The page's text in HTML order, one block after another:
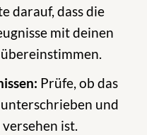
darauf, dass die
mit deinen
Prüfe, ob das
und
ist.